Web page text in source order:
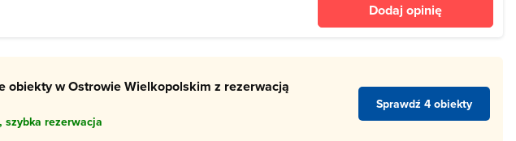
Dodaj opinię
obiekty w Ostrowie Wielkopolskim z rezerwacją
szybka rezerwacja
Sprawdź 4 obiekty